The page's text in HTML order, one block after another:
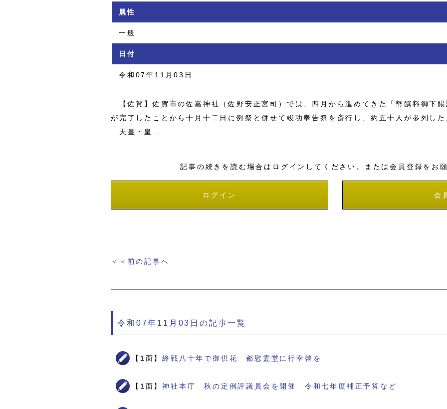
属性
一般
日付
令和07年11月03日
【佐賀】佐賀市の佐嘉神社（佐野安正宮司）では、四月から進めてきた「幣饌料御下賜
が完了したことから十月十二日に例祭と併せて竣功奉告祭を斎行し、約五十人が参列した
天皇・皇…
記事の続きを読む場合はログインしてください。または会員登録をお
ログイン 会
＜＜前の記事へ
令和07年11月03日の記事一覧
【1面】終戦八十年で御供花 都慰霊堂に行幸啓を
【1面】神社本庁 秋の定例評議員会を開催 令和七年度補正予算など